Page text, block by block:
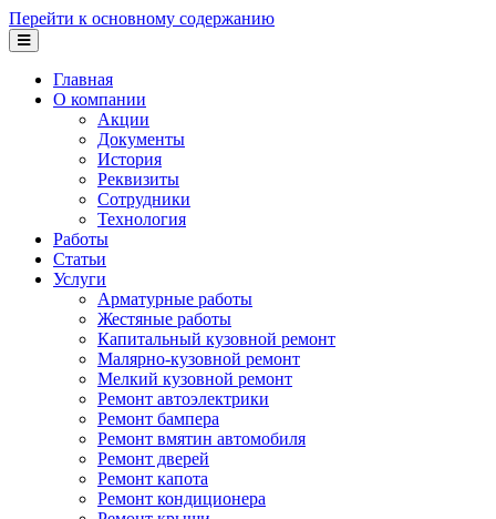
Перейти к основному содержанию
Главная
О компании
Акции
Документы
История
Реквизиты
Сотрудники
Технология
Работы
Статьи
Услуги
Арматурные работы
Жестяные работы
Капитальный кузовной ремонт
Малярно-кузовной ремонт
Мелкий кузовной ремонт
Ремонт автоэлектрики
Ремонт бампера
Ремонт вмятин автомобиля
Ремонт дверей
Ремонт капота
Ремонт кондиционера